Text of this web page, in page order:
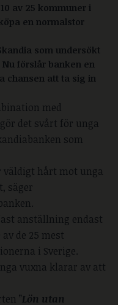
av 25 kommuner i
en normalstor
som undersökt
förslår banken en
chansen att ta sig in
med
det svårt för unga
som
väldigt hårt mot unga
säger
anställning endast
de 25 mest
i Sverige.
vuxna klarar av att
”Lön utan